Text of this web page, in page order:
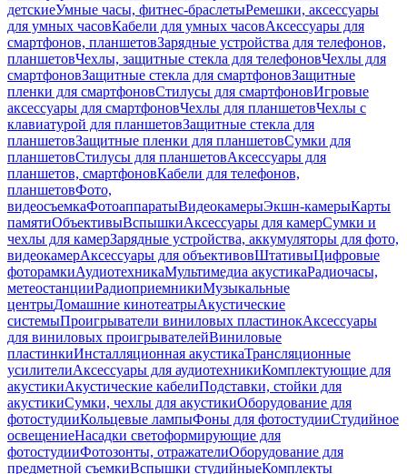
детскиеУмные часы, фитнес-браслетыРемешки, аксессуары
для умных часовКабели для умных часовАксессуары для
смартфонов, планшетовЗарядные устройства для телефонов,
планшетовЧехлы, защитные стекла для телефоновЧехлы для
смартфоновЗащитные стекла для смартфоновЗащитные
пленки для смартфоновСтилусы для смартфоновИгровые
аксессуары для смартфоновЧехлы для планшетовЧехлы с
клавиатурой для планшетовЗащитные стекла для
планшетовЗащитные пленки для планшетовСумки для
планшетовСтилусы для планшетовАксессуары для
планшетов, смартфоновКабели для телефонов,
планшетовФото,
видеосъемкаФотоаппаратыВидеокамерыЭкшн-камерыКарты
памятиОбъективыВспышкиАксессуары для камерСумки и
чехлы для камерЗарядные устройства, аккумуляторы для фото,
видеокамерАксессуары для объективовШтативыЦифровые
фоторамкиАудиотехникаМультимедиа акустикаРадиочасы,
метеостанцииРадиоприемникиМузыкальные
центрыДомашние кинотеатрыАкустические
системыПроигрыватели виниловых пластинокАксессуары
для виниловых проигрывателейВиниловые
пластинкиИнсталляционная акустикаТрансляционные
усилителиАксессуары для аудиотехникиКомплектующие для
акустикиАкустические кабелиПодставки, стойки для
акустикиСумки, чехлы для акустикиОборудование для
фотостудииКольцевые лампыФоны для фотостудииСтудийное
освещениеНасадки светоформирующие для
фотостудииФотозонты, отражателиОборудование для
предметной съемкиВспышки студийныеКомплекты